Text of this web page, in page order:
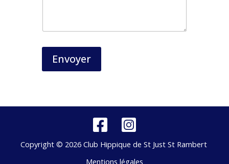
Envoyer
Copyright © 2026 Club Hippique de St Just St Rambert
Mentions légales